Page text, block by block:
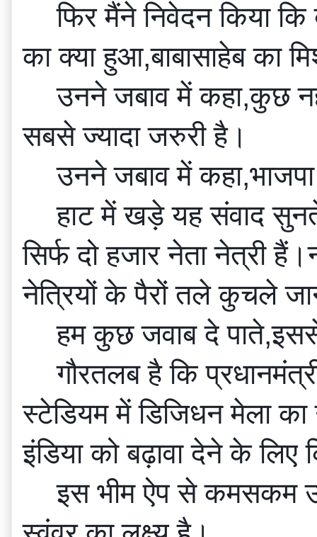
फिर मैंने निवेदन किया
का क्या हुआ,बाबासाहेब का
उनने जबाव में कहा,कुछ
सबसे ज्यादा जरुरी है।
उनने जबाव में
हाट में खड़े यह संवाद
सिर्फ दो हजार नेता नेत्री
नेत्रियों के पैरों तले कुचले
हम कुछ जवाब दे
गौरतलब है कि
स्टेडियम में डिजिधन मेला
इंडिया को बढ़ावा देने के
इस भीम ऐप से कमसकम